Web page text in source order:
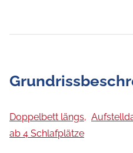
Doppelbett längs,
ab 4 Schlafplätze